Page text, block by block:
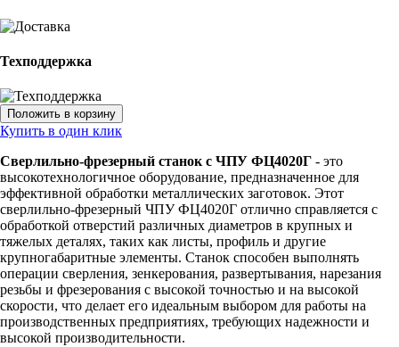
Техподдержка
Купить в один клик
Сверлильно-фрезерный станок с ЧПУ ФЦ4020Г - это
высокотехнологичное оборудование, предназначенное для
эффективной обработки металлических заготовок. Этот
сверлильно-фрезерный ЧПУ ФЦ4020Г отлично справляется с
обработкой отверстий различных диаметров в крупных и
тяжелых деталях, таких как листы, профиль и другие
крупногабаритные элементы. Станок способен выполнять
операции сверления, зенкерования, развертывания, нарезания
резьбы и фрезерования с высокой точностью и на высокой
скорости, что делает его идеальным выбором для работы на
производственных предприятиях, требующих надежности и
высокой производительности.